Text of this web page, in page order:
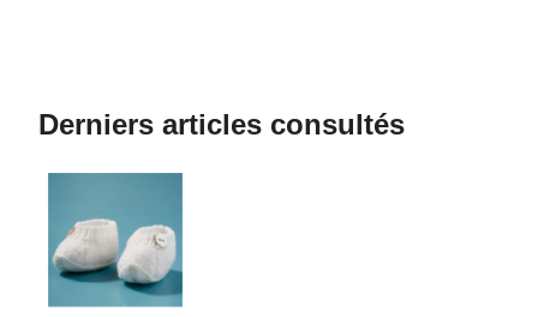
Derniers articles consultés